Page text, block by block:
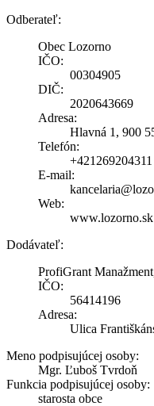
Odberateľ:
Obec Lozorno
IČO:
00304905
DIČ:
2020643669
Adresa:
Hlavná 1, 900
Telefón:
+421269204311
E-mail:
Web:
www.lozorno.sk
Dodávateľ:
ProfiGrant
IČO:
56414196
Adresa:
Ulica
Meno podpisujúcej osoby:
Mgr. Ľuboš Tvrdoň
Funkcia podpisujúcej osoby:
starosta obce